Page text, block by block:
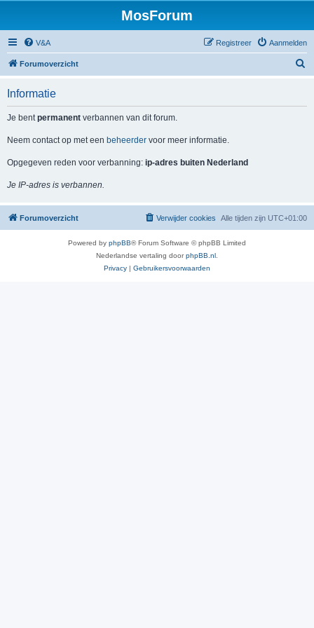
MosForum
V&A Aanmelden
Registreer
Forumoverzicht
Informatie
Je bentpermanent verbannen van dit forum.
Neem contact op met een beheerder voor meer informatie.
Opgegeven reden voor verbanning: ip-adres buiten Nederland
Je IP-adres is verbannen.
Forumoverzicht Alle tijden zijn UTC+01:00
Verwijder cookies
Powered by phpBB® Forum Software © phpBB Limited
Nederlandse vertaling doorphpBB.nl
Privacy | Gebruikersvoorwaarden